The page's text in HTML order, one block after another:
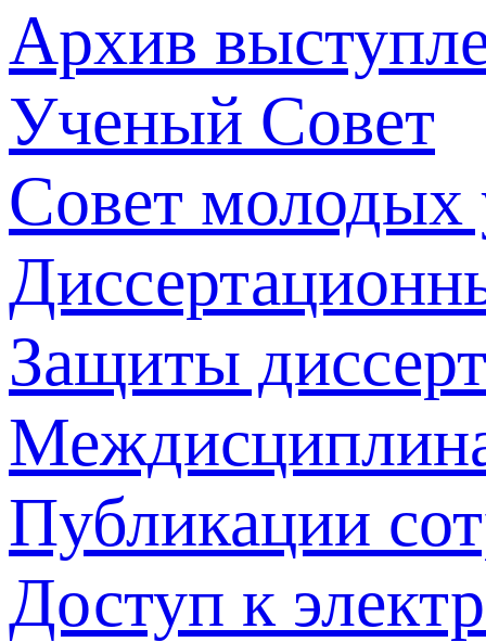
Архив
Ученый Совет
Совет молодых
Защиты
Публикации
Доступ к